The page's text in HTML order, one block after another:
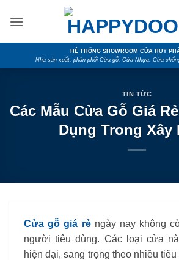
HỆ THỐNG SHOWROOM CỬA HUY
Nhà sản xuất, phân phối Cửa gỗ, Cửa Nhựa, Cửa
TIN TỨC
Các Mẫu Cửa Gỗ Giá
Dụng Trong Xây
Cửa gỗ giá rẻngày nay không
người tiêu dùng. Các loại cửa
hiện đại, sang trọng theo nhiều